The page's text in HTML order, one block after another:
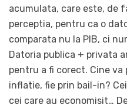
acumulata, care este, de
perceptia, pentru ca o
comparata nu la PIB, ci
Datoria publica + privata
pentru a fi corect. Cine va
inflatie, fie prin bail-in?
cei care au economisit…